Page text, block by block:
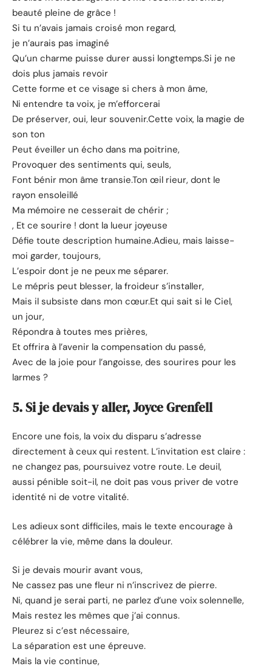
beauté pleine de grâce !
Si tu n’avais jamais croisé mon regard,
je n’aurais pas imaginé
Qu’un charme puisse durer aussi longtemps.Si je ne
dois plus jamais revoir
Cette forme et ce visage si chers à mon âme,
Ni entendre ta voix, je m’efforcerai
De préserver, oui, leur souvenir.Cette voix, la magie de
son ton
Peut éveiller un écho dans ma poitrine,
Provoquer des sentiments qui, seuls,
Font bénir mon âme transie.Ton œil rieur, dont le
rayon ensoleillé
Ma mémoire ne cesserait de chérir ;
, Et ce sourire ! dont la lueur joyeuse
Défie toute description humaine.Adieu, mais laisse-
moi garder, toujours,
L’espoir dont je ne peux me séparer.
Le mépris peut blesser, la froideur s’installer,
Mais il subsiste dans mon cœur.Et qui sait si le Ciel,
un jour,
Répondra à toutes mes prières,
Et offrira à l’avenir la compensation du passé,
Avec de la joie pour l’angoisse, des sourires pour les
larmes ?
5. Si je devais y aller, Joyce Grenfell
Encore une fois, la voix du disparu s’adresse
directement à ceux qui restent. L’invitation est claire :
ne changez pas, poursuivez votre route. Le deuil,
aussi pénible soit-il, ne doit pas vous priver de votre
identité ni de votre vitalité.
Les adieux sont difficiles, mais le texte encourage à
célébrer la vie, même dans la douleur.
Si je devais mourir avant vous,
Ne cassez pas une fleur ni n’inscrivez de pierre.
Ni, quand je serai parti, ne parlez d’une voix solennelle,
Mais restez les mêmes que j’ai connus.
Pleurez si c’est nécessaire,
La séparation est une épreuve.
Mais la vie continue,